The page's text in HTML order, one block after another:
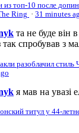
топ-10 после
Ring · 31 minutes
та не буде він в
так спробував з
разоблачил стиль
я мав на увазі
титул у 44-